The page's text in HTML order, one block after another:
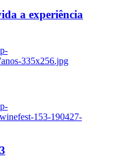
a experiência
335x256.jpg
153-190427-